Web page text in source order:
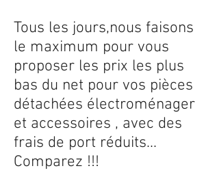
Tous les jours,nous faisons
le maximum pour vous
proposer les prix les plus
bas du net pour vos pièces
détachées électroménager
et accessoires , avec des
frais de port réduits...
Comparez !!!